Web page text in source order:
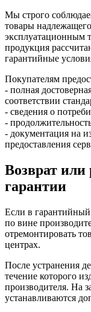
Мы строго
товары
эксплуатационным
продукция
гарантийные
Покупателям
- полная
соответствии
- сведения о
-
- документация на
предоставления
Возврат или
гарантии
Если в
по вине
отремонтировать
центрах.
После устранения
течение которого
производителя. На
устанавливаются